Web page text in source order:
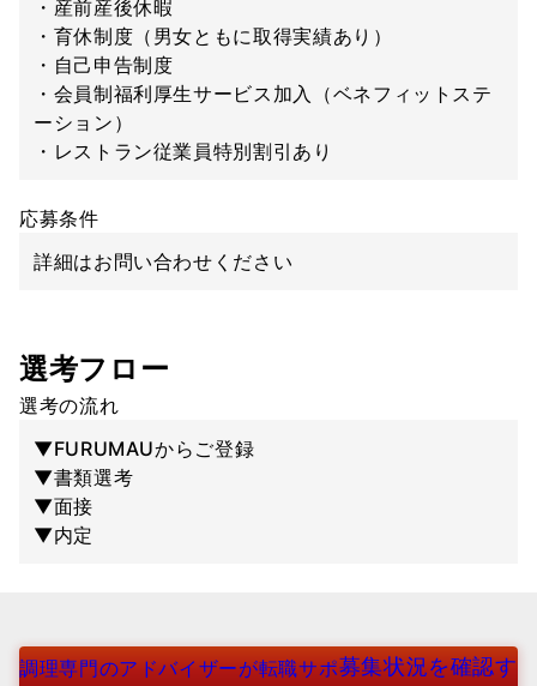
・産前産後休暇
・育休制度（男女ともに取得実績あり）
・自己申告制度
・会員制福利厚生サービス加入（ベネフィットステ
ーション）
・レストラン従業員特別割引あり
応募条件
詳細はお問い合わせください
選考フロー
選考の流れ
▼FURUMAUからご登録
▼書類選考
▼面接
▼内定
調理専門のアドバイザーが転職サポ募集状況を確認す